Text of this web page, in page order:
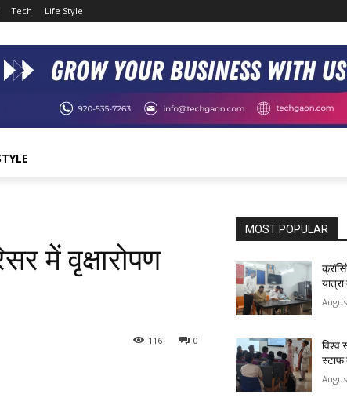
Tech Life Style
में वृक्षारोपण
0
116
MOST POPULAR
विश्व
स्टाफ